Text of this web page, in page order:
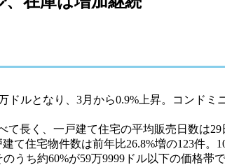
ドルとなり、3月から0.9%上昇。コンド
長く、一戸建て住宅の平均販売日数は
て住宅物件数は前年比26.8%増の123件
うち約60%が59万9999ドル以下の価格帯で